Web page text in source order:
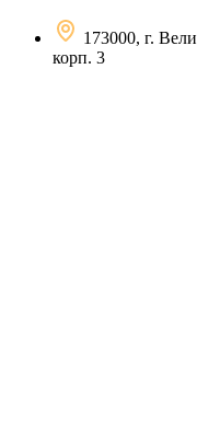
173000, г.
корп. 3